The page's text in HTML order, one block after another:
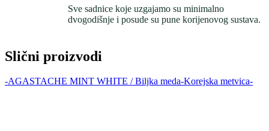
Sve sadnice koje uzgajamo su minimalno
dvogodišnje i posude su pune korijenovog sustava.
Slični proizvodi
-AGASTACHE MINT WHITE / Biljka meda-Korejska metvica-